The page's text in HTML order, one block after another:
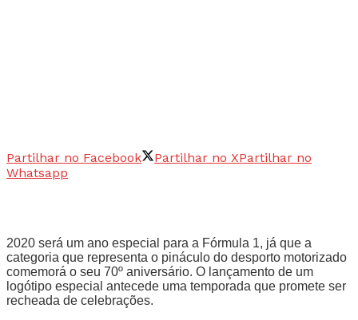
Partilhar no Facebook Partilhar no XPartilhar no
Whatsapp
2020 será um ano especial para a Fórmula 1, já que a
categoria que representa o pináculo do desporto motorizado
comemorá o seu 70º aniversário. O lançamento de um
logótipo especial antecede uma temporada que promete ser
recheada de celebrações.